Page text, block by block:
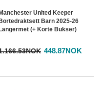
Manchester United Keeper
Bortedraktsett Barn 2025-26
Langermet (+ Korte Bukser)
448.87NOK